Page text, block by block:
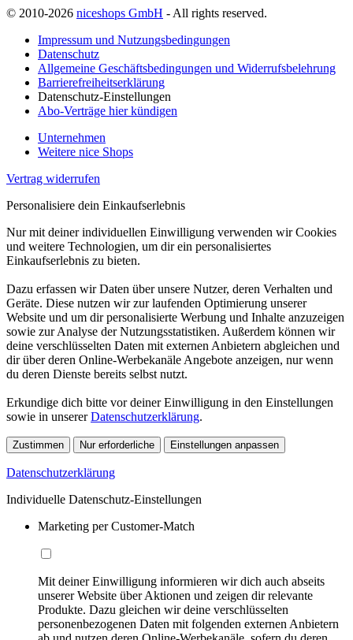
© 2010-2026 niceshops GmbH - All rights reserved.
Impressum und Nutzungsbedingungen
Datenschutz
Allgemeine Geschäftsbedingungen und Widerrufsbelehrung
Barrierefreiheitserklärung
Datenschutz-Einstellungen
Abo-Verträge hier kündigen
Unternehmen
Weitere nice Shops
Vertrag widerrufen
Personalisiere dein Einkaufserlebnis
Nur mit deiner individuellen Einwilligung verwenden wir Cookies
und weitere Technologien, um dir ein personalisiertes
Einkaufserlebnis zu bieten.
Dazu erfassen wir Daten über unsere Nutzer, deren Verhalten und
Geräte. Diese nutzen wir zur laufenden Optimierung unserer
Website und um dir personalisierte Werbung und Inhalte anzuzeigen
sowie zur Analyse der Nutzungsstatistiken. Außerdem können wir
deine verschlüsselten Daten mit externen Anbietern abgleichen und
dir über deren Online-Werbekanäle Angebote anzeigen, nur wenn
du deren Dienste bereits selbst nutzt.
Erkundige dich bitte vor deiner Einwilligung in den Einstellungen
sowie in unsererDatenschutzerklärung.
Zustimmen Nur erforderliche Einstellungen anpassen
Datenschutzerklärung
Individuelle Datenschutz-Einstellungen
Marketing per Customer-Match
Mit deiner Einwilligung informieren wir dich auch abseits
unserer Website über Aktionen und zeigen dir relevante
Produkte. Dazu gleichen wir deine verschlüsselten
personenbezogenen Daten mit folgenden externen Anbietern